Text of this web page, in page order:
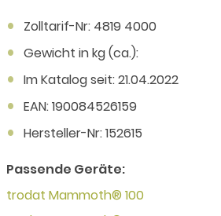
Zolltarif-Nr: 4819 4000
Gewicht in kg (ca.):
Im Katalog seit: 21.04.2022
EAN: 190084526159
Hersteller-Nr: 152615
Passende Geräte:
trodat Mammoth® 100